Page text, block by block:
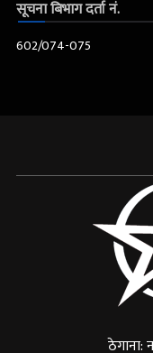
सूचना बिभाग दर्ता नं.
602/074-075
ठेगाना: